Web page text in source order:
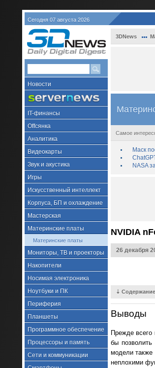
Сегодня 07 августа 2026
Новости
IT-финансы
Offсянка
Аналитика
Видеокарты
Звук и акустика
Игры
Искусственный интеллект
Корпуса, БП и охлаждение
Мастерская
Материнские платы
Материнские платы
Мониторы, ТВ и проекторы
Накопители
Носимая электроника
Ноутбуки и ПК
Периферия
Планшеты
Программное обеспечение
Процессоры и память
Сети и коммуникации
3DNews
Самое
Маск
NASA
NVIDIA
26 декабря
⇣ Содержание
Выводы
Прежде всего
бы
модели также
неплохими